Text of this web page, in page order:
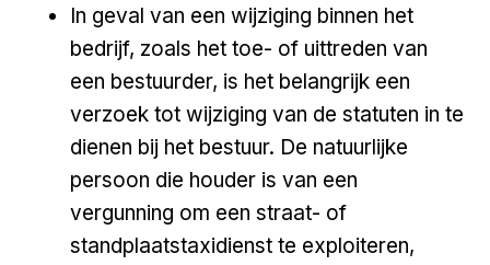
In geval van een wijziging binnen het
bedrijf, zoals het toe- of uittreden van
een bestuurder, is het belangrijk een
verzoek tot wijziging van de statuten in te
dienen bij het bestuur. De natuurlijke
persoon die houder is van een
vergunning om een straat- of
standplaatstaxidienst te exploiteren,